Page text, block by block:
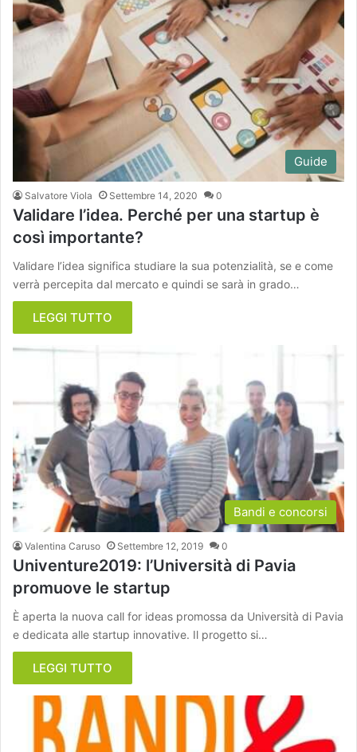
Guide
Salvatore Viola Settembre 14, 2020 0
Validare l’idea. Perché per una startup è
così importante?
Validare l’idea significa studiare la sua potenzialità, se e come
verrà percepita dal mercato e quindi se sarà in grado…
LEGGI TUTTO
Bandi e concorsi
Valentina Caruso Settembre 12, 2019 0
Univenture2019: l’Università di Pavia
promuove le startup
È aperta la nuova call for ideas promossa da Università di Pavia
e dedicata alle startup innovative. Il progetto si…
LEGGI TUTTO